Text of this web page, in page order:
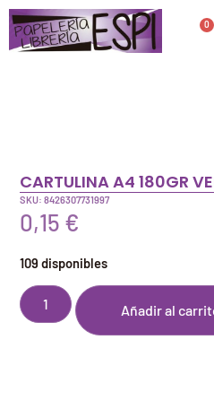
0
CARTULINA A4 180GR
SKU: 8426307731997
0,15 €
109 disponibles
Añadir al